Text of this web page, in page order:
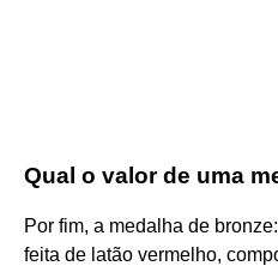
Qual o valor de uma
Por fim, a medalha de
feita de latão vermelho,